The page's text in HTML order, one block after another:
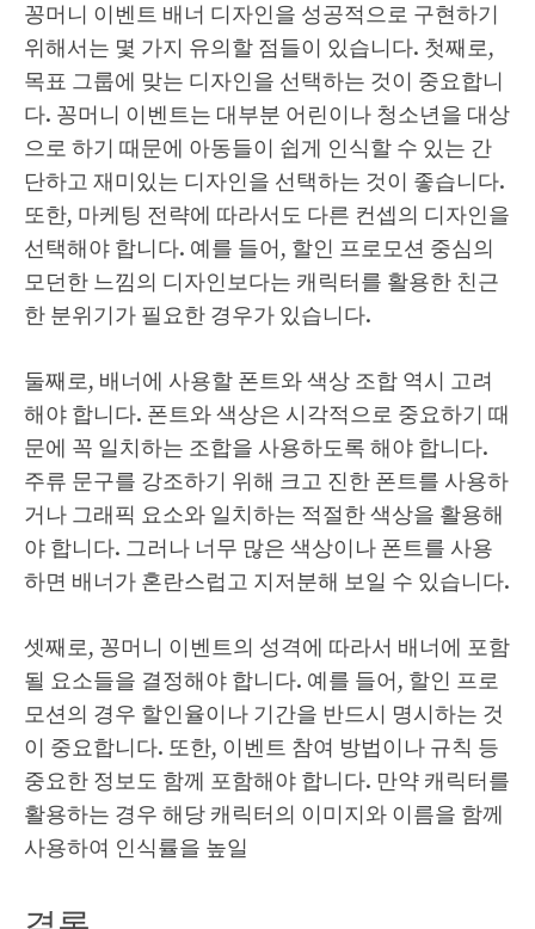
꽁머니 이벤트 배너 디자인을 성공적으로 구현하기
위해서는 몇 가지 유의할 점들이 있습니다. 첫째로,
목표 그룹에 맞는 디자인을 선택하는 것이 중요합니
다. 꽁머니 이벤트는 대부분 어린이나 청소년을 대상
으로 하기 때문에 아동들이 쉽게 인식할 수 있는 간
단하고 재미있는 디자인을 선택하는 것이 좋습니다.
또한, 마케팅 전략에 따라서도 다른 컨셉의 디자인을
선택해야 합니다. 예를 들어, 할인 프로모션 중심의
모던한 느낌의 디자인보다는 캐릭터를 활용한 친근
한 분위기가 필요한 경우가 있습니다.
둘째로, 배너에 사용할 폰트와 색상 조합 역시 고려
해야 합니다. 폰트와 색상은 시각적으로 중요하기 때
문에 꼭 일치하는 조합을 사용하도록 해야 합니다.
주류 문구를 강조하기 위해 크고 진한 폰트를 사용하
거나 그래픽 요소와 일치하는 적절한 색상을 활용해
야 합니다. 그러나 너무 많은 색상이나 폰트를 사용
하면 배너가 혼란스럽고 지저분해 보일 수 있습니다.
셋째로, 꽁머니 이벤트의 성격에 따라서 배너에 포함
될 요소들을 결정해야 합니다. 예를 들어, 할인 프로
모션의 경우 할인율이나 기간을 반드시 명시하는 것
이 중요합니다. 또한, 이벤트 참여 방법이나 규칙 등
중요한 정보도 함께 포함해야 합니다. 만약 캐릭터를
활용하는 경우 해당 캐릭터의 이미지와 이름을 함께
사용하여 인식률을 높일